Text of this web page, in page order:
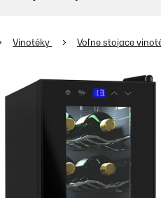
Vinotéky Voľne stojace